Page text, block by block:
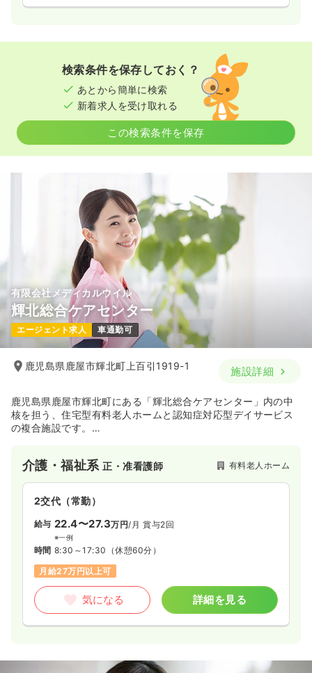
検索条件を保存しておく？
あとから簡単に検索
新着求人を受け取れる
この検索条件を保存
有限会社メディカルウイル
輝北総合ケアセンター
エージェント求人 車通勤可
鹿児島県鹿屋市輝北町上百引1919-1 施設詳細
鹿児島県鹿屋市輝北町にある「輝北総合ケアセンター」内の中
核を担う、住宅型有料老人ホームと認知症対応型デイサービス
の複合施設です。
す。
介護・福祉系正・准看護師 有料老人ホーム
2交代（常勤）
給与 22.4〜27.3万円/月 賞与2回
※一例
時間 8:30～17:30 （休憩60分）
月給27万円以上可
気になる 詳細を見る